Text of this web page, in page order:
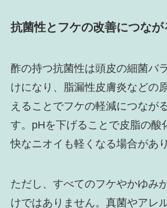
抗菌性とフケの改善につな
酢の持つ抗菌性は頭皮の細菌バ
けになり、脂漏性皮膚炎などの
えることでフケの軽減につなが
す。pHを下げることで皮脂の酸
快なニオイも軽くなる場合があり
ただし、すべてのフケやかゆみ
けではありません。真菌やアレ